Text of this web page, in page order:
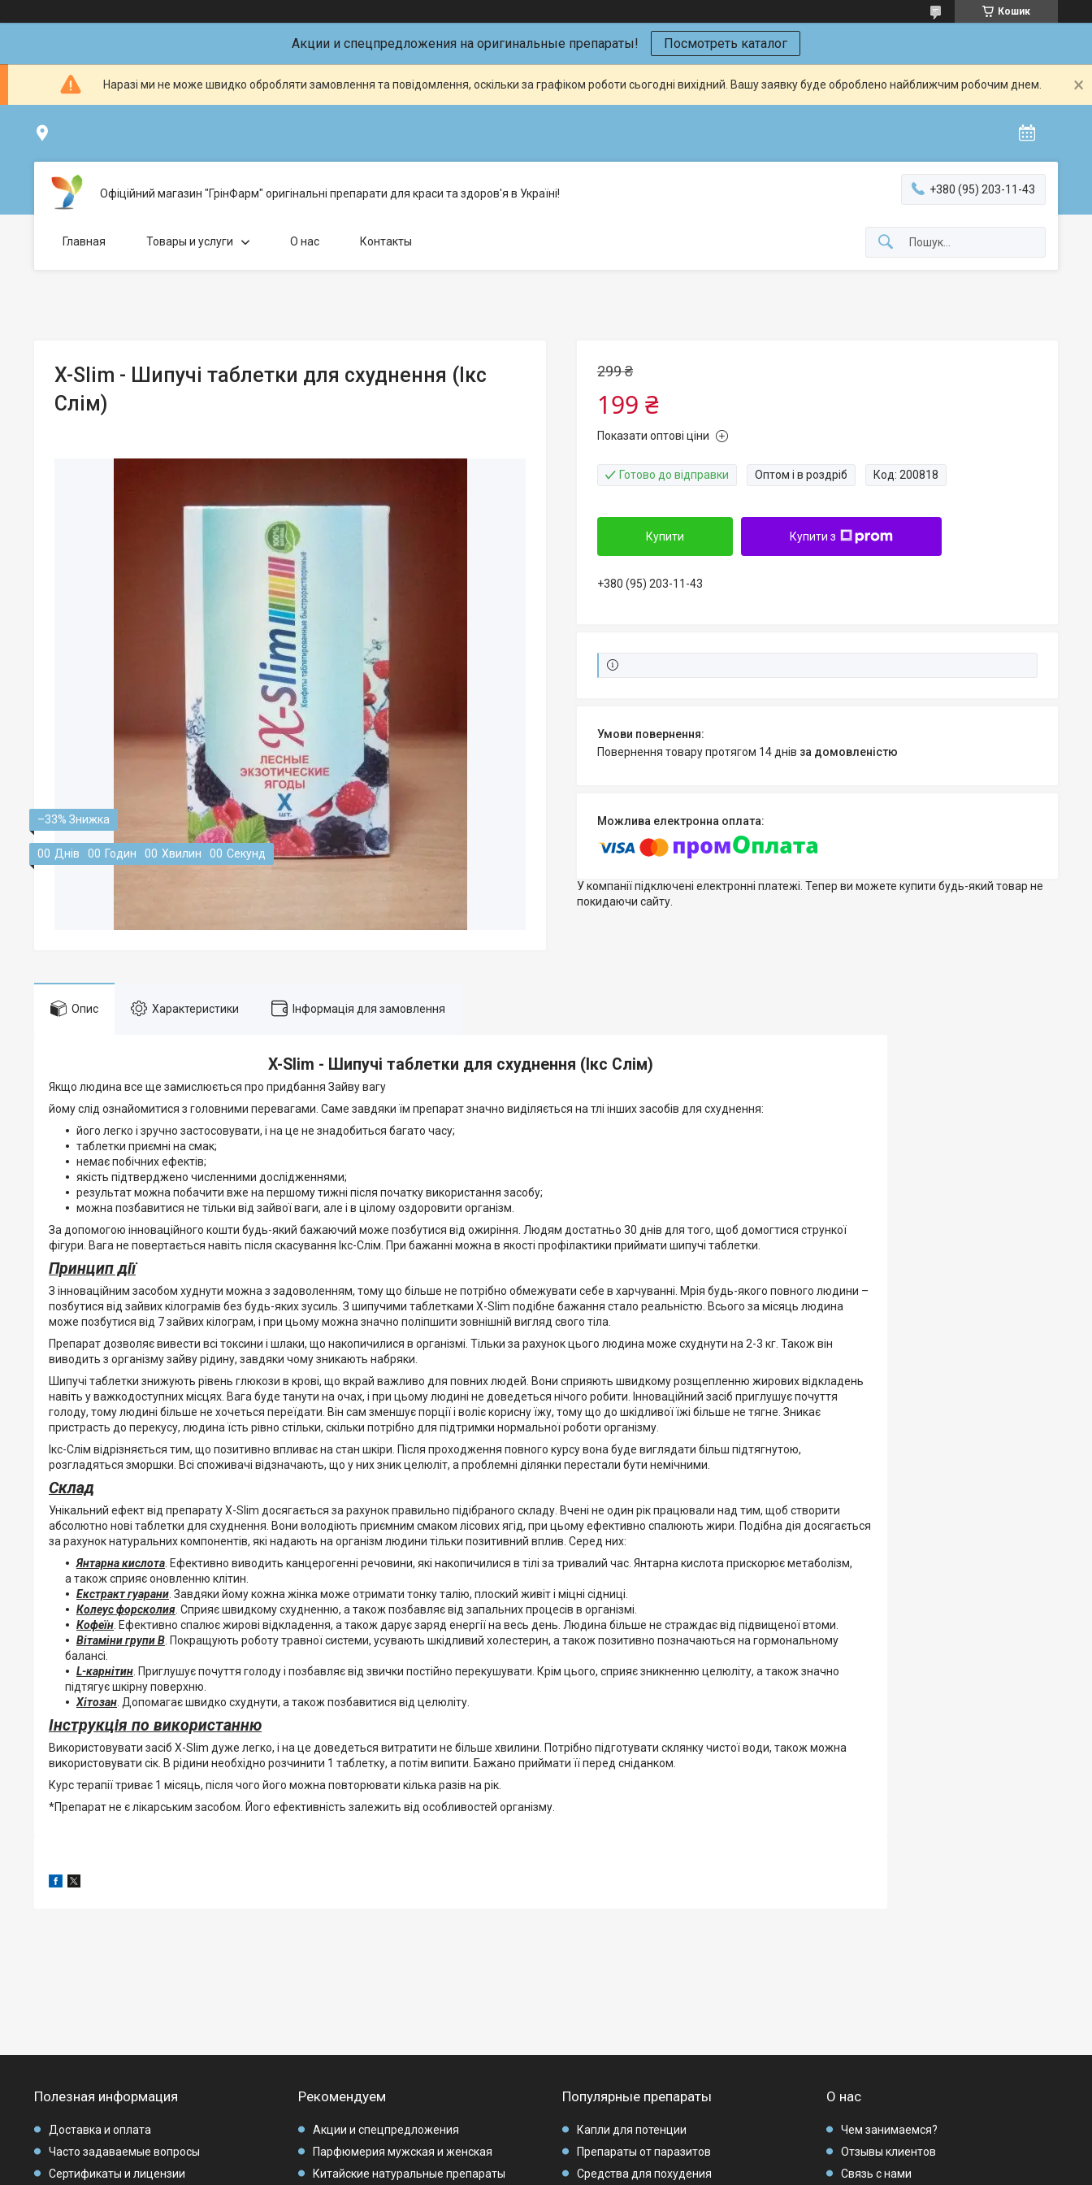
Кошик
Акции и спецпредложения на оригинальные препараты! Посмотреть каталог
Наразі ми не може швидко обробляти замовлення та повідомлення, оскільки за графіком роботи сьогодні вихідний. Вашу заявку буде оброблено найближчим робочим днем.
Офіційний магазин "ГрінФарм" оригінальні препарати для краси та здоров'я в Україні! +380 (95) 203-11-43
Главная Товары и услуги О нас Контакты
X-Slim - Шипучі таблетки для схуднення (Ікс
Слім)
–33%
00 Днів 00 Годин 00 Хвилин 00 Секунд
299 ₴
199 ₴
Показати оптові ціни
Готово до відправки Оптом і в роздріб Код: 200818
Купити Купити з
+380 (95) 203-11-43
повернення товару протягом 14 днів за домовленістю
У компанії підключені електронні платежі. Тепер ви можете купити будь-який товар не
покидаючи сайту.
Опис Характеристики Інформація для замовлення
X-Slim - Шипучі таблетки для схуднення (Ікс Слім)
Якщо людина все ще замислюється про придбання Зайву вагу
йому слід ознайомитися з головними перевагами. Саме завдяки їм препарат значно виділяється на тлі інших засобів для схуднення:
його легко і зручно застосовувати, і на це не знадобиться багато часу;
таблетки приємні на смак;
немає побічних ефектів;
якість підтверджено численними дослідженнями;
результат можна побачити вже на першому тижні після початку використання засобу;
можна позбавитися не тільки від зайвої ваги, але і в цілому оздоровити організм.
За допомогою інноваційного кошти будь-який бажаючий може позбутися від ожиріння. Людям достатньо 30 днів для того, щоб домогтися стрункої
фігури. Вага не повертається навіть після скасування Ікс-Слім. При бажанні можна в якості профілактики приймати шипучі таблетки.
Принцип дії
З інноваційним засобом худнути можна з задоволенням, тому що більше не потрібно обмежувати себе в харчуванні. Мрія будь-якого повного людини –
позбутися від зайвих кілограмів без будь-яких зусиль. З шипучими таблетками X-Slim подібне бажання стало реальністю. Всього за місяць людина
може позбутися від 7 зайвих кілограм, і при цьому можна значно поліпшити зовнішній вигляд свого тіла.
Препарат дозволяє вивести всі токсини і шлаки, що накопичилися в організмі. Тільки за рахунок цього людина може схуднути на 2-3 кг. Також він
виводить з організму зайву рідину, завдяки чому зникають набряки.
Шипучі таблетки знижують рівень глюкози в крові, що вкрай важливо для повних людей. Вони сприяють швидкому розщепленню жирових відкладень
навіть у важкодоступних місцях. Вага буде танути на очах, і при цьому людині не доведеться нічого робити. Інноваційний засіб приглушує почуття
голоду, тому людині більше не хочеться переїдати. Він сам зменшує порції і воліє корисну їжу, тому що до шкідливої їжі більше не тягне. Зникає
пристрасть до перекусу, людина їсть рівно стільки, скільки потрібно для підтримки нормальної роботи організму.
Ікс-Слім відрізняється тим, що позитивно впливає на стан шкіри. Після проходження повного курсу вона буде виглядати більш підтягнутою,
розгладяться зморшки. Всі споживачі відзначають, що у них зник целюліт, а проблемні ділянки перестали бути немічними.
Склад
Унікальний ефект від препарату X-Slim досягається за рахунок правильно підібраного складу. Вчені не один рік працювали над тим, щоб створити
абсолютно нові таблетки для схуднення. Вони володіють приємним смаком лісових ягід, при цьому ефективно спалюють жири. Подібна дія досягається
за рахунок натуральних компонентів, які надають на організм людини тільки позитивний вплив. Серед них:
Янтарна кислота . Ефективно виводить канцерогенні речовини, які накопичилися в тілі за тривалий час. Янтарна кислота прискорює метаболізм,
а також сприяє оновленню клітин.
Екстракт гуарани . Завдяки йому кожна жінка може отримати тонку талію, плоский живіт і міцні сідниці.
Колеус форсколия . Сприяє швидкому схудненню, а також позбавляє від запальних процесів в організмі.
Кофеїн . Ефективно спалює жирові відкладення, а також дарує заряд енергії на весь день. Людина більше не страждає від підвищеної втоми.
Вітаміни групи B . Покращують роботу травної системи, усувають шкідливий холестерин, а також позитивно позначаються на гормональному
балансі.
L-карнітин . Приглушує почуття голоду і позбавляє від звички постійно перекушувати. Крім цього, сприяє зникненню целюліту, а також значно
підтягує шкірну поверхню.
Хітозан . Допомагає швидко схуднути, а також позбавитися від целюліту.
Інструкція по використанню
Використовувати засіб X-Slim дуже легко, і на це доведеться витратити не більше хвилини. Потрібно підготувати склянку чистої води, також можна
використовувати сік. В рідини необхідно розчинити 1 таблетку, а потім випити. Бажано приймати її перед сніданком.
Курс терапії триває 1 місяць, після чого його можна повторювати кілька разів на рік.
*Препарат не є лікарським засобом. Його ефективність залежить від особливостей організму.
Полезная информация
Доставка и оплата
Часто задаваемые вопросы
Сертификаты и лицензии
Рекомендуем
Акции и спецпредложения
Парфюмерия мужская и женская
Китайские натуральные препараты
Популярные препараты
Капли для потенции
Препараты от паразитов
Средства для похудения
О нас
Чем занимаемся?
Отзывы клиентов
Связь с нами